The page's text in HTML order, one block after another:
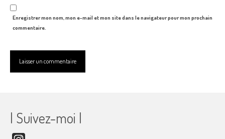
Enregistrer mon nom, mon e-mail et mon site dans le navigateur pour mon prochain
commentaire.
| Suivez-moi |